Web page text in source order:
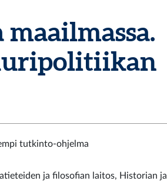
tutkinto-ohjelma
ja filosofian laitos, Historian ja